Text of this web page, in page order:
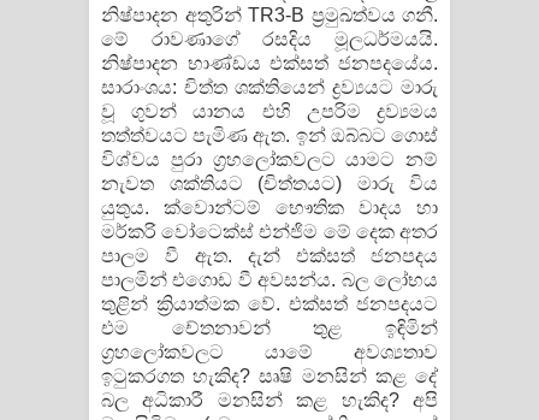
නිෂ්පාදන අතුරින් TR3-B ප්‍රමුඛත්වය ගනී.
මේ රාවණාගේ රසදිය මූලධර්මයයි.
නිෂ්පාදන භාණ්ඩය එක්සත් ජනපදයේය.
සාරාංශය: චිත්ත ශක්තියෙන් ද්‍රව්‍යයට මාරු
වූ ගුවන් යානය එහි උපරිම ද්‍රව්‍යමය
තත්ත්වයට පැමිණ ඇත. ඉන් ඔබ්බට ගොස්
විශ්වය පුරා ග්‍රහලෝකවලට යාමට නම්
නැවත ශක්තියට (චිත්තයට) මාරු විය
යුතුය. ක්වොන්ටම් භෞතික වාදය හා
මර්කරි වෝටෙක්ස් එන්ජිම මේ දෙක අතර
පාලම වී ඇත. දැන් එක්සත් ජනපදය
පාලමින් එගොඩ වී අවසන්ය. බල ලෝභය
තුළින් ක්‍රියාත්මක වේ. එක්සත් ජනපදයට
එම චේතනාවන් තුළ ඉඳිමින්
ග්‍රහලෝකවලට යාමේ අවශ්‍යතාව
ඉටුකරගත හැකිද? සෘෂි මනසින් කළ දේ
බල අධිකාරී මනසින් කළ හැකිද? අපි